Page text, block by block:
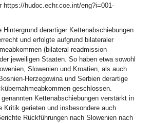
https://hudoc.echr.coe.int/eng?i=001-
Hintergrund derartiger Kettenabschiebungen
und erfolgte aufgrund bilateraler
(bilateral readmission
jeweiligen Staaten. So haben etwa sowohl
Slowenien und Kroatien, als auch
Herzegowina und Serbien derartige
geschlossen.
genannten Kettenabschiebungen verstärkt in
Kritik gerieten und insbesondere auch
Rückführungen nach Slowenien nach